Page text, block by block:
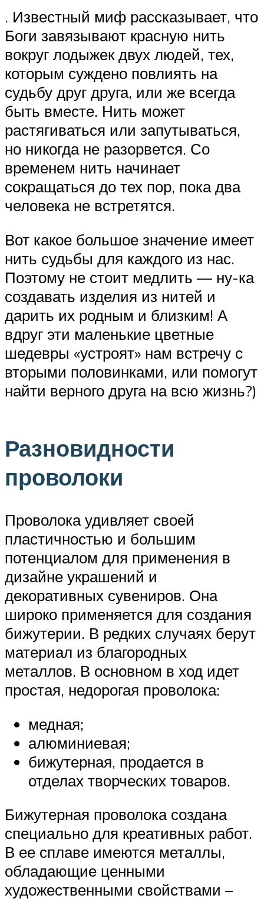
. Известный миф рассказывает, что
Боги завязывают красную нить
вокруг лодыжек двух людей, тех,
которым суждено повлиять на
судьбу друг друга, или же всегда
быть вместе. Нить может
растягиваться или запутываться,
но никогда не разорвется. Со
временем нить начинает
сокращаться до тех пор, пока два
человека не встретятся.
Вот какое большое значение имеет
нить судьбы для каждого из нас.
Поэтому не стоит медлить — ну-ка
создавать изделия из нитей и
дарить их родным и близким! А
вдруг эти маленькие цветные
шедевры «устроят» нам встречу с
вторыми половинками, или помогут
найти верного друга на всю жизнь?)
Разновидности
проволоки
Проволока удивляет своей
пластичностью и большим
потенциалом для применения в
дизайне украшений и
декоративных сувениров. Она
широко применяется для создания
бижутерии. В редких случаях берут
материал из благородных
металлов. В основном в ход идет
простая, недорогая проволока:
медная;
алюминиевая;
бижутерная, продается в
отделах творческих товаров.
Бижутерная проволока создана
специально для креативных работ.
В ее сплаве имеются металлы,
обладающие ценными
художественными свойствами –